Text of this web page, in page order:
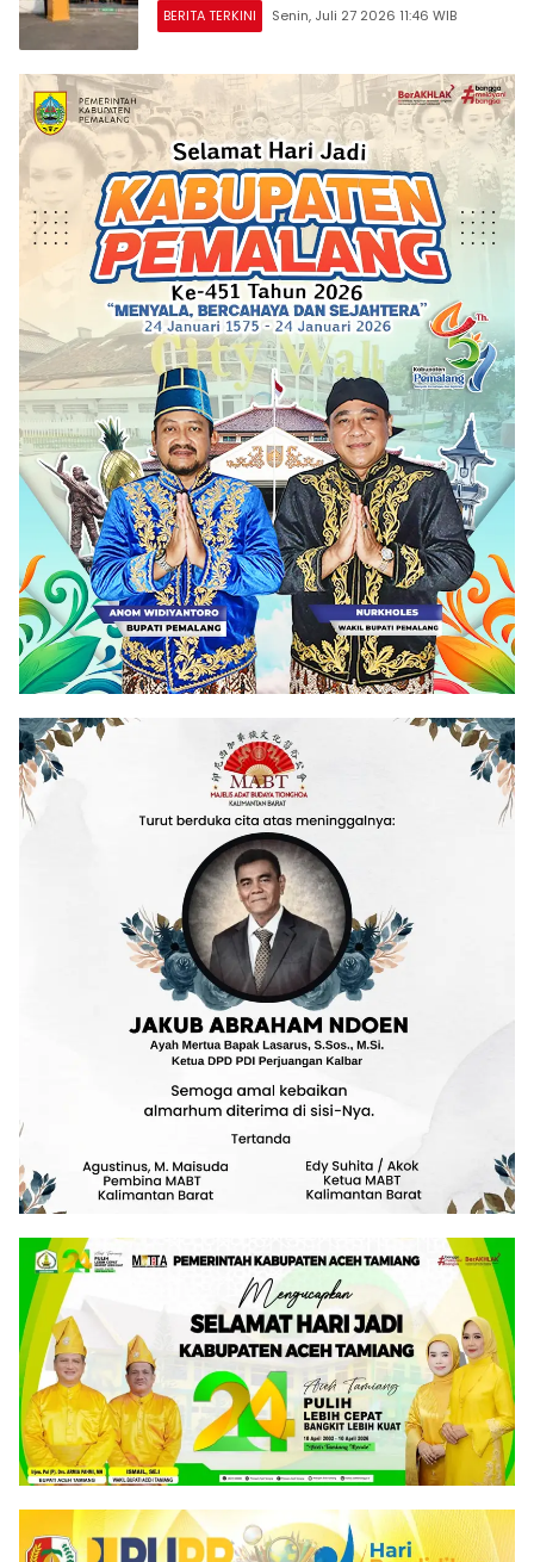
BERITA TERKINI Senin, Juli 27 2026 11:46 WIB